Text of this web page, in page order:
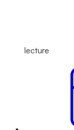
lecture